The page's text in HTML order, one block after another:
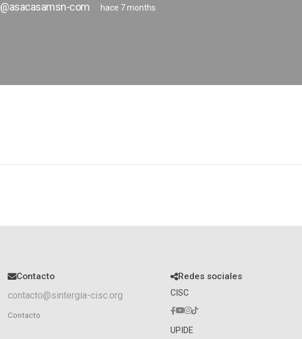
@asacasamsn-com hace 7 months
Contacto
contacto@sintergia-cisc.org
Contacto
Redes sociales
CISC
UPIDE